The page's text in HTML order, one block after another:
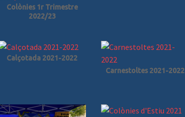
Colònies 1r Trimestre
2022/23
Calçotada 2021-2022
Carnestoltes 2021-2022